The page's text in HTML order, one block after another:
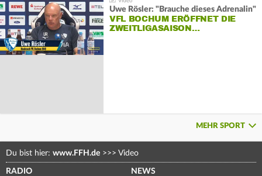
Uwe Rösler: "Brauche dieses Adrenalin"
VFL BOCHUM ERÖFFNET DIE
ZWEITLIGASAISON…
MEHR SPORT
Du bist hier: www.FFH.de >>> Video
RADIO NEWS